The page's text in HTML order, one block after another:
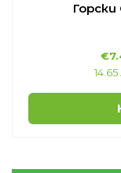
Горски
€
14.65